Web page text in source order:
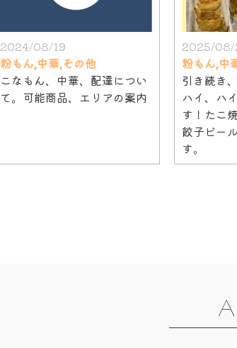
2024/08/19
粉もん,中華,その他
こなもん、中華、配達につい
て。可能商品、エリアの案内
2025/08/
粉もん,中
引き続き
ハイ、ハ
す！たこ
餃子ビー
す。